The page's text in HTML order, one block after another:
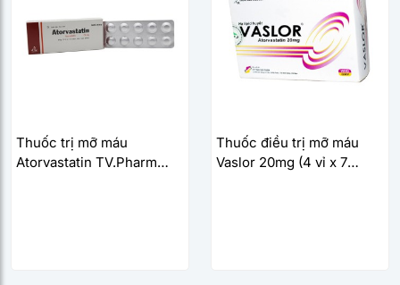
Thuốc trị mỡ máu
Atorvastatin TV.Pharm
Thuốc điều trị mỡ máu
Vaslor 20mg (4 vỉ x 7